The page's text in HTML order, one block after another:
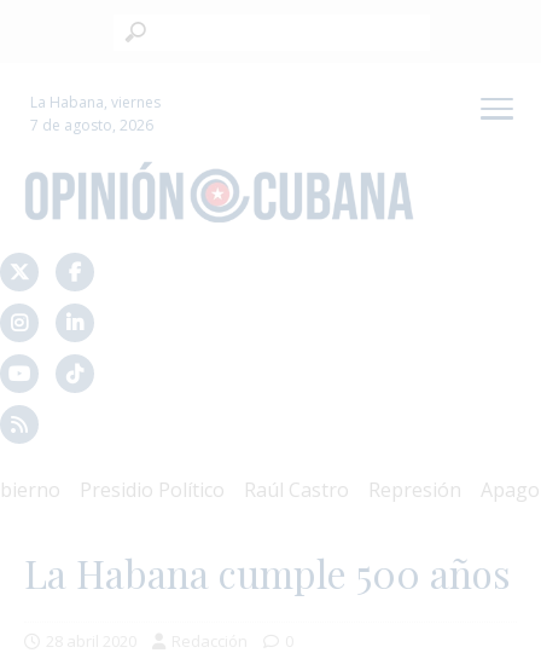
La Habana, viernes
7 de agosto, 2026
Presidio Político Raúl Castro Represión Apagones
La Habana cumple 500 años